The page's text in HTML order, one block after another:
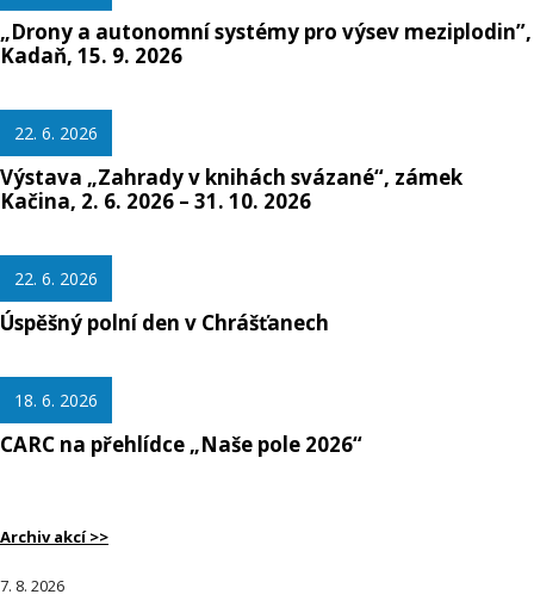
„Drony a autonomní systémy pro výsev meziplodin”,
Kadaň, 15. 9. 2026
22. 6. 2026
Výstava „Zahrady v knihách svázané“, zámek
Kačina, 2. 6. 2026 – 31. 10. 2026
22. 6. 2026
Úspěšný polní den v Chrášťanech
18. 6. 2026
CARC na přehlídce „Naše pole 2026“
Archiv akcí >>
7. 8. 2026